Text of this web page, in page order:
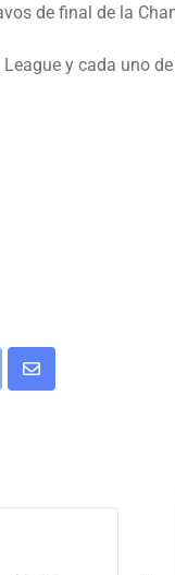
de final de la
y cada uno